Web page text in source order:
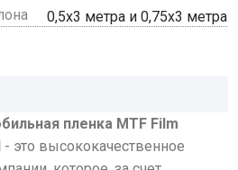
0,5х3 метра и 0,75х3 метра
пленка MTF Film
- это высококачественное